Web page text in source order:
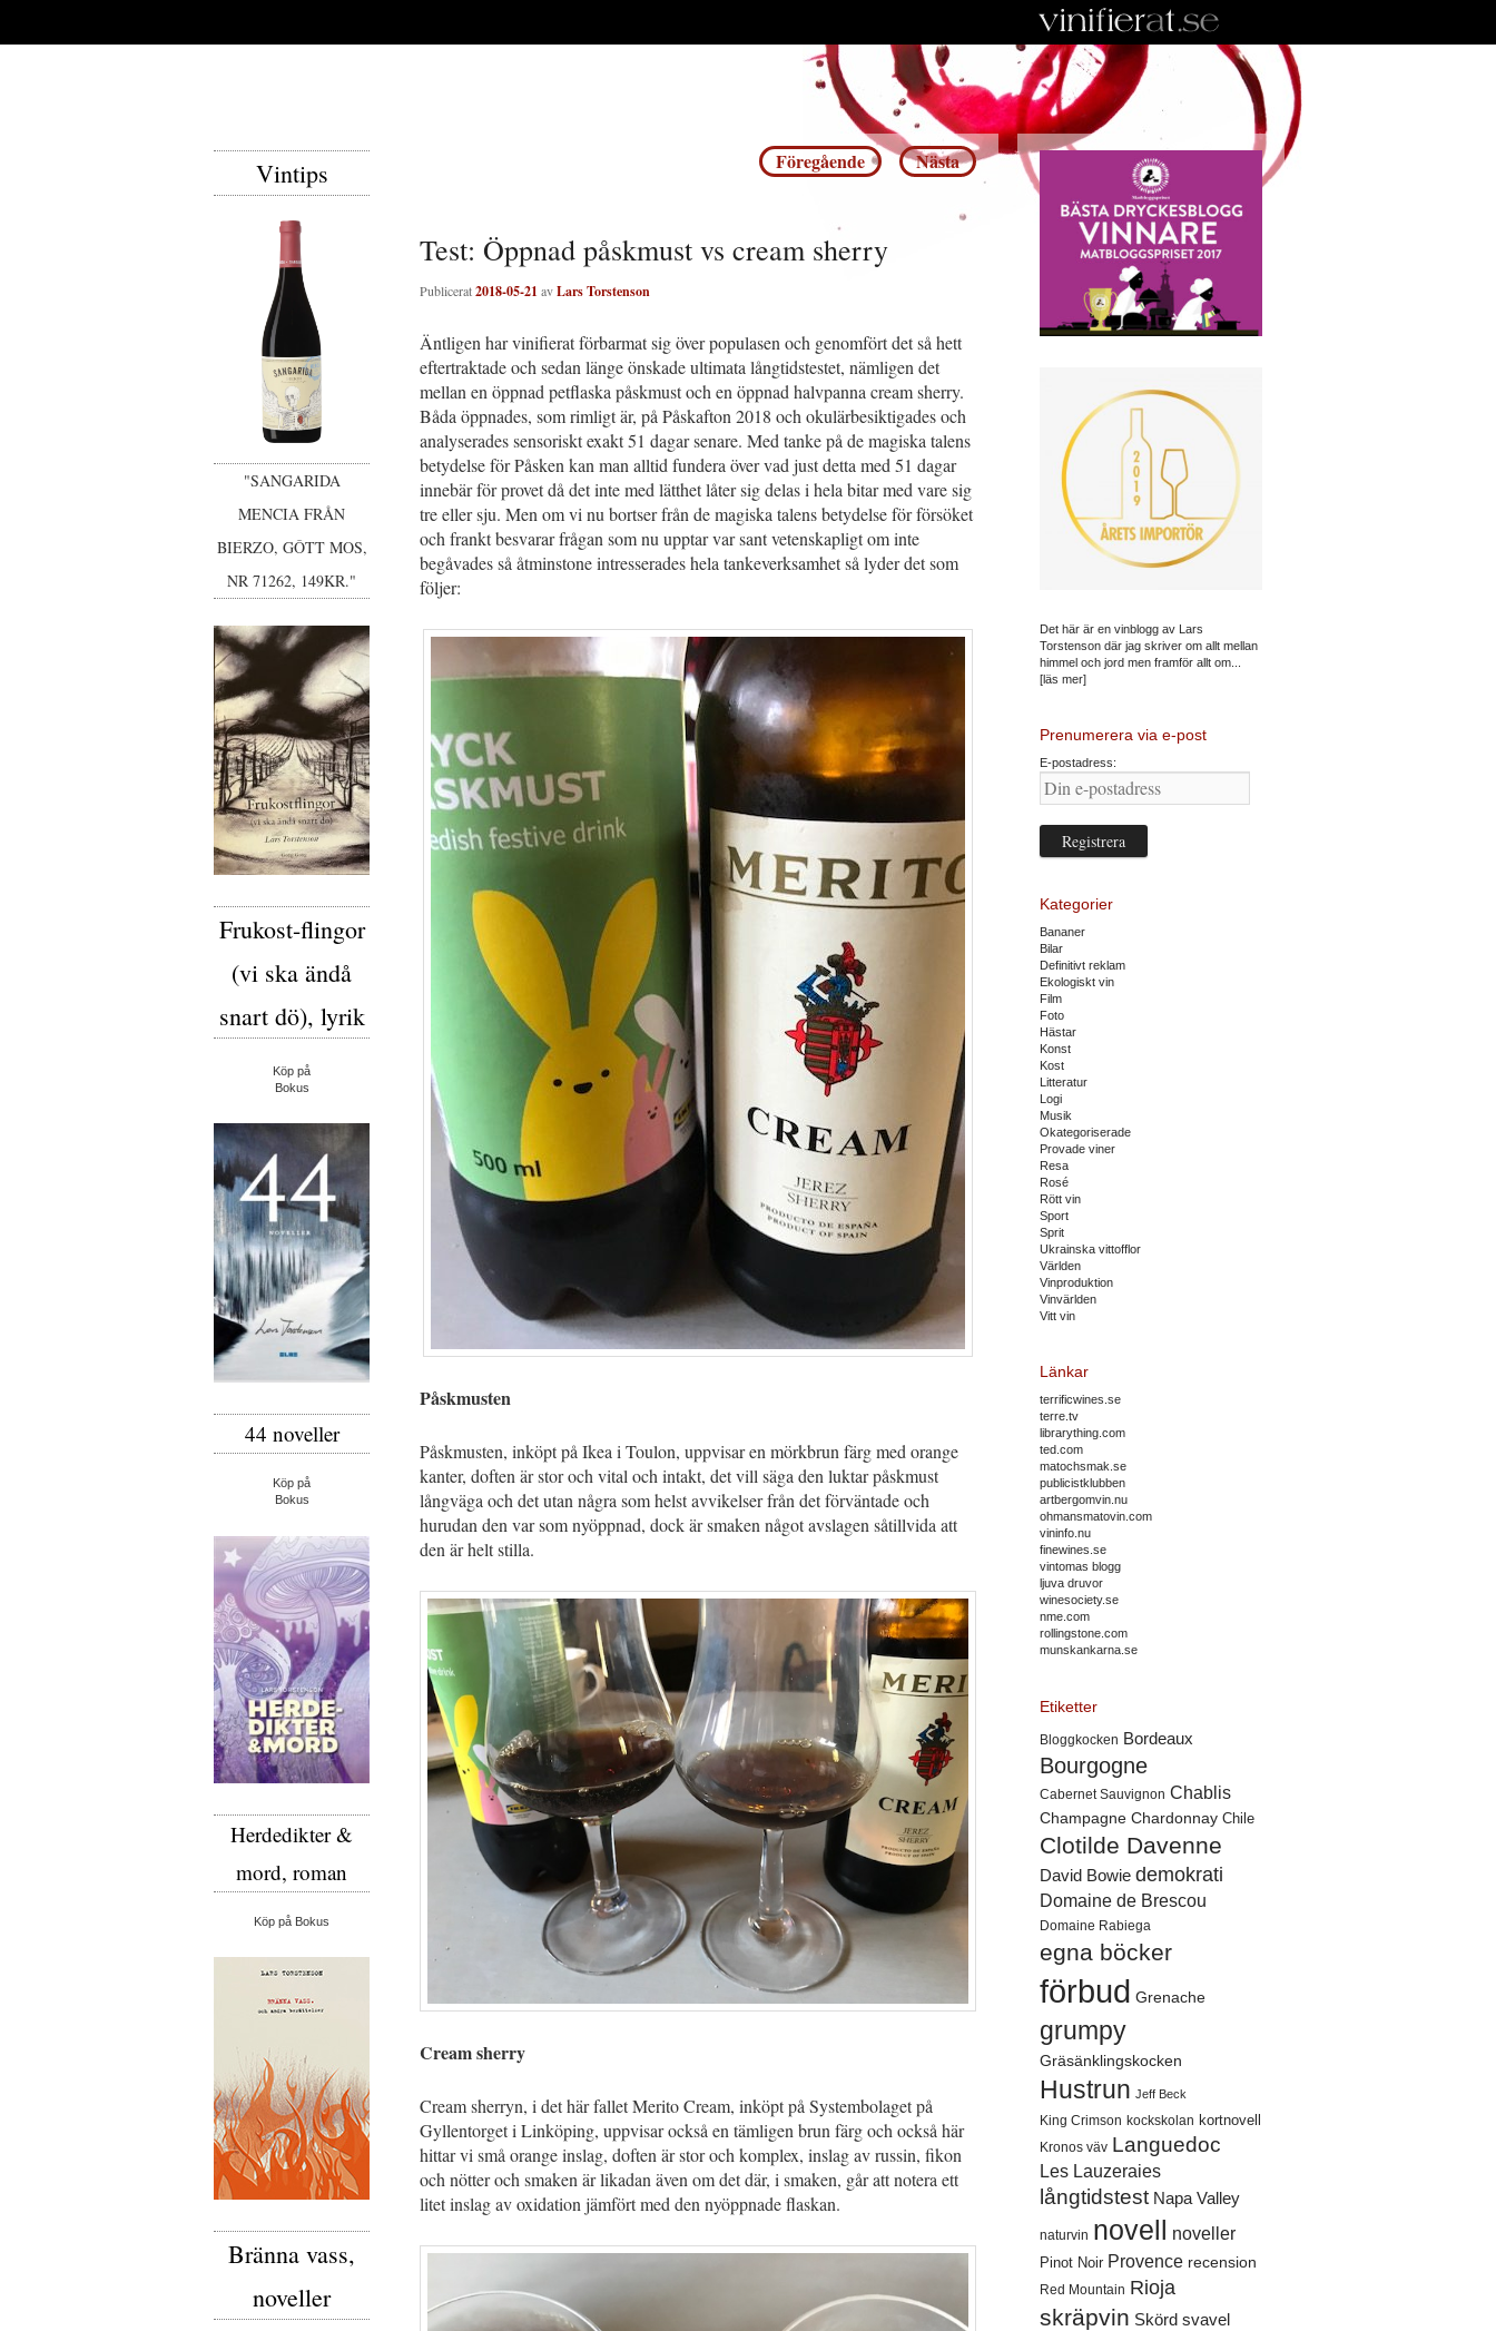
Inläggsnavigering
Föregående Nästa
Test: Öppnad påskmust vs cream sherry
Publicerat2018-05-21 avLars Torstenson
Äntligen har vinifierat förbarmat sig över populasen och genomfört det så hett
eftertraktade och sedan länge önskade ultimata långtidstestet, nämligen det
mellan en öppnad petflaska påskmust och en öppnad halvpanna cream sherry.
Båda öppnades, som rimligt är, på Påskafton 2018 och okulärbesiktigades och
analyserades sensoriskt exakt 51 dagar senare. Med tanke på de magiska talens
betydelse för Påsken kan man alltid fundera över vad just detta med 51 dagar
innebär för provet då det inte med lätthet låter sig delas i hela bitar med vare sig
tre eller sju. Men om vi nu bortser från de magiska talens betydelse för försöket
och frankt besvarar frågan som nu upptar var sant vetenskapligt om inte
begåvades så åtminstone intresserades hela tankeverksamhet så lyder det som
följer:
Påskmusten
Påskmusten, inköpt på Ikea i Toulon, uppvisar en mörkbrun färg med orange
kanter, doften är stor och vital och intakt, det vill säga den luktar påskmust
långväga och det utan några som helst avvikelser från det förväntade och
hurudan den var som nyöppnad, dock är smaken något avslagen såtillvida att
den är helt stilla.
Cream sherry
Cream sherryn, i det här fallet Merito Cream, inköpt på Systembolaget på
Gyllentorget i Linköping, uppvisar också en tämligen brun färg och också här
hittar vi små orange inslag, doften är stor och komplex, inslag av russin, fikon
och nötter och smaken är likadan även om det där, i smaken, går att notera ett
litet inslag av oxidation jämfört med den nyöppnade flaskan.
Det här är en vinblogg av Lars
Torstenson där jag skriver om allt mellan
himmel och jord men framför allt om...
[läs mer]
Prenumerera via e-post
E-postadress:
Kategorier
Bananer
Bilar
Definitivt reklam
Ekologiskt vin
Film
Foto
Hästar
Konst
Kost
Litteratur
Logi
Musik
Okategoriserade
Provade viner
Resa
Rosé
Rött vin
Sport
Sprit
Ukrainska vittofflor
Världen
Vinproduktion
Vinvärlden
Vitt vin
Länkar
terrificwines.se
terre.tv
librarything.com
ted.com
matochsmak.se
publicistklubben
artbergomvin.nu
ohmansmatovin.com
vininfo.nu
finewines.se
vintomas blogg
ljuva druvor
winesociety.se
nme.com
rollingstone.com
munskankarna.se
Etiketter
Bloggkocken Bordeaux
Bourgogne
Cabernet Sauvignon Chablis
Champagne Chardonnay Chile
Clotilde Davenne
David Bowie demokrati
Domaine de Brescou
Domaine Rabiega
egna böcker
förbud Grenache
grumpy
Gräsänklingskocken
Hustrun Jeff Beck
King Crimson kockskolan kortnovell
Kronos väv Languedoc
Les Lauzeraies
långtidstest Napa Valley
naturvin novell noveller
Pinot Noir Provence recension
Red Mountain Rioja
skräpvin Skörd svavel
Vintips
"SANGARIDA
MENCIA FRÅN
BIERZO, GÔTT MOS,
NR 71262, 149KR."
Frukost-flingor
(vi ska ändå
snart dö), lyrik
Köp på
Bokus
44 noveller
Köp på
Bokus
Herdedikter &
mord, roman
Köp på Bokus
Bränna vass,
noveller